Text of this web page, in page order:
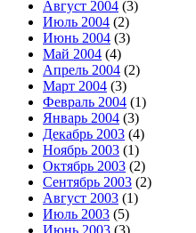
Август 2004 (3)
Июль 2004 (2)
Июнь 2004 (3)
Май 2004 (4)
Апрель 2004 (2)
Март 2004 (3)
Февраль 2004 (1)
Январь 2004 (3)
Декабрь 2003 (4)
Ноябрь 2003 (1)
Октябрь 2003 (2)
Сентябрь 2003 (2)
Август 2003 (1)
Июль 2003 (5)
Июнь 2003 (3)